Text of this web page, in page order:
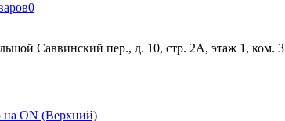
0
Саввинский пер., д. 10, стр. 2А, этаж 1, ком. 3